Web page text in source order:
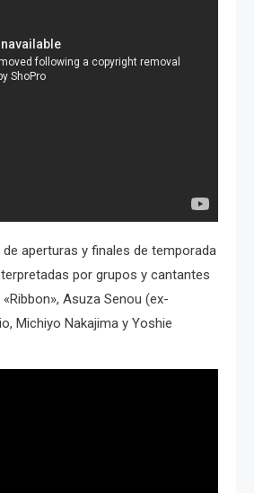
aperturas y finales de temporada
por grupos y cantantes
Asuza Senou (ex-
Michiyo Nakajima y Yoshie